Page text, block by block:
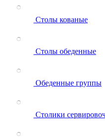
Столы кованые
Столы обеденные
Обеденные группы
Столики